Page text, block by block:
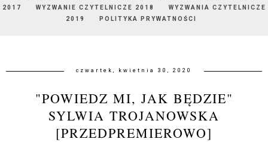
2017
WYZWANIE CZYTELNICZE 2018
WYZWANIA CZYTELNICZE
2019
POLITYKA PRYWATNOŚCI
czwartek, kwietnia 30, 2020
"POWIEDZ MI, JAK BĘDZIE"
SYLWIA TROJANOWSKA
[PRZEDPREMIEROWO]